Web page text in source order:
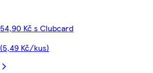
54,90 Kč s Clubcard
(5,49 Kč/kus)